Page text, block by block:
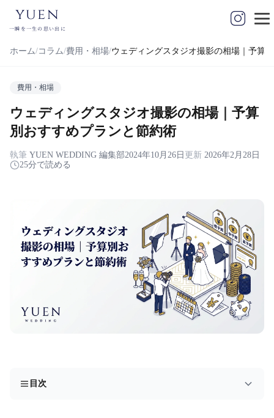
yuen
一瞬を一生の思い出に
ホーム コラム 費用・相場 ウェディングスタジオ撮影の相場｜予算
費用・相場
ウェディングスタジオ撮影の相場｜予算
別おすすめプランと節約術
執筆 YUEN WEDDING 編集部2024年10月26日 更新 2026年2月28日
25分で読める
目次